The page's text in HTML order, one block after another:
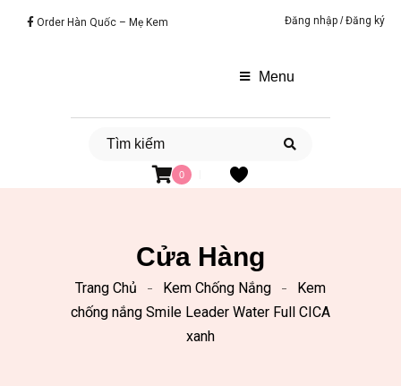
Order Hàn Quốc – Mẹ Kem Đăng nhập /Đăng ký
Menu
0
Cửa Hàng
Trang Chủ Kem Chống Nắng
Kem
chống nắng Smile Leader Water Full CICA
xanh